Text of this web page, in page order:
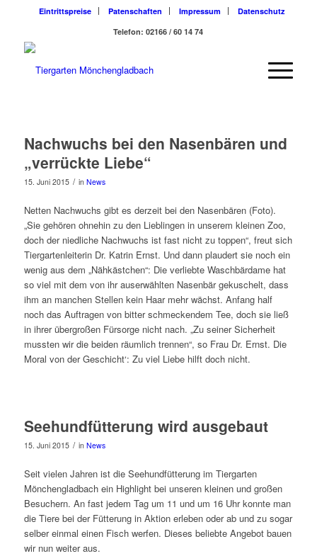
Eintrittspreise Patenschaften Impressum
Datenschutz
Telefon: 02166 / 60 14 74
Nachwuchs bei den Nasenbären und
„verrückte Liebe“
15. Juni 2015 / in News
Netten Nachwuchs gibt es derzeit bei den Nasenbären (Foto).
„Sie gehören ohnehin zu den Lieblingen in unserem kleinen Zoo,
doch der niedliche Nachwuchs ist fast nicht zu toppen“, freut sich
Tiergartenleiterin Dr. Katrin Ernst. Und dann plaudert sie noch ein
wenig aus dem „Nähkästchen“: Die verliebte Waschbärdame hat
so viel mit dem von ihr auserwählten Nasenbär gekuschelt, dass
ihm an manchen Stellen kein Haar mehr wächst. Anfang half
noch das Auftragen von bitter schmeckendem Tee, doch sie ließ
in ihrer übergroßen Fürsorge nicht nach. „Zu seiner Sicherheit
mussten wir die beiden räumlich trennen“, so Frau Dr. Ernst. Die
Moral von der Geschicht‘: Zu viel Liebe hilft doch nicht.
Seehundfütterung wird ausgebaut
15. Juni 2015 / in News
Seit vielen Jahren ist die Seehundfütterung im Tiergarten
Mönchengladbach ein Highlight bei unseren kleinen und großen
Besuchern. An fast jedem Tag um 11 und um 16 Uhr konnte man
die Tiere bei der Fütterung in Aktion erleben oder ab und zu sogar
selber einmal einen Fisch werfen. Dieses beliebte Angebot bauen
wir nun weiter aus.